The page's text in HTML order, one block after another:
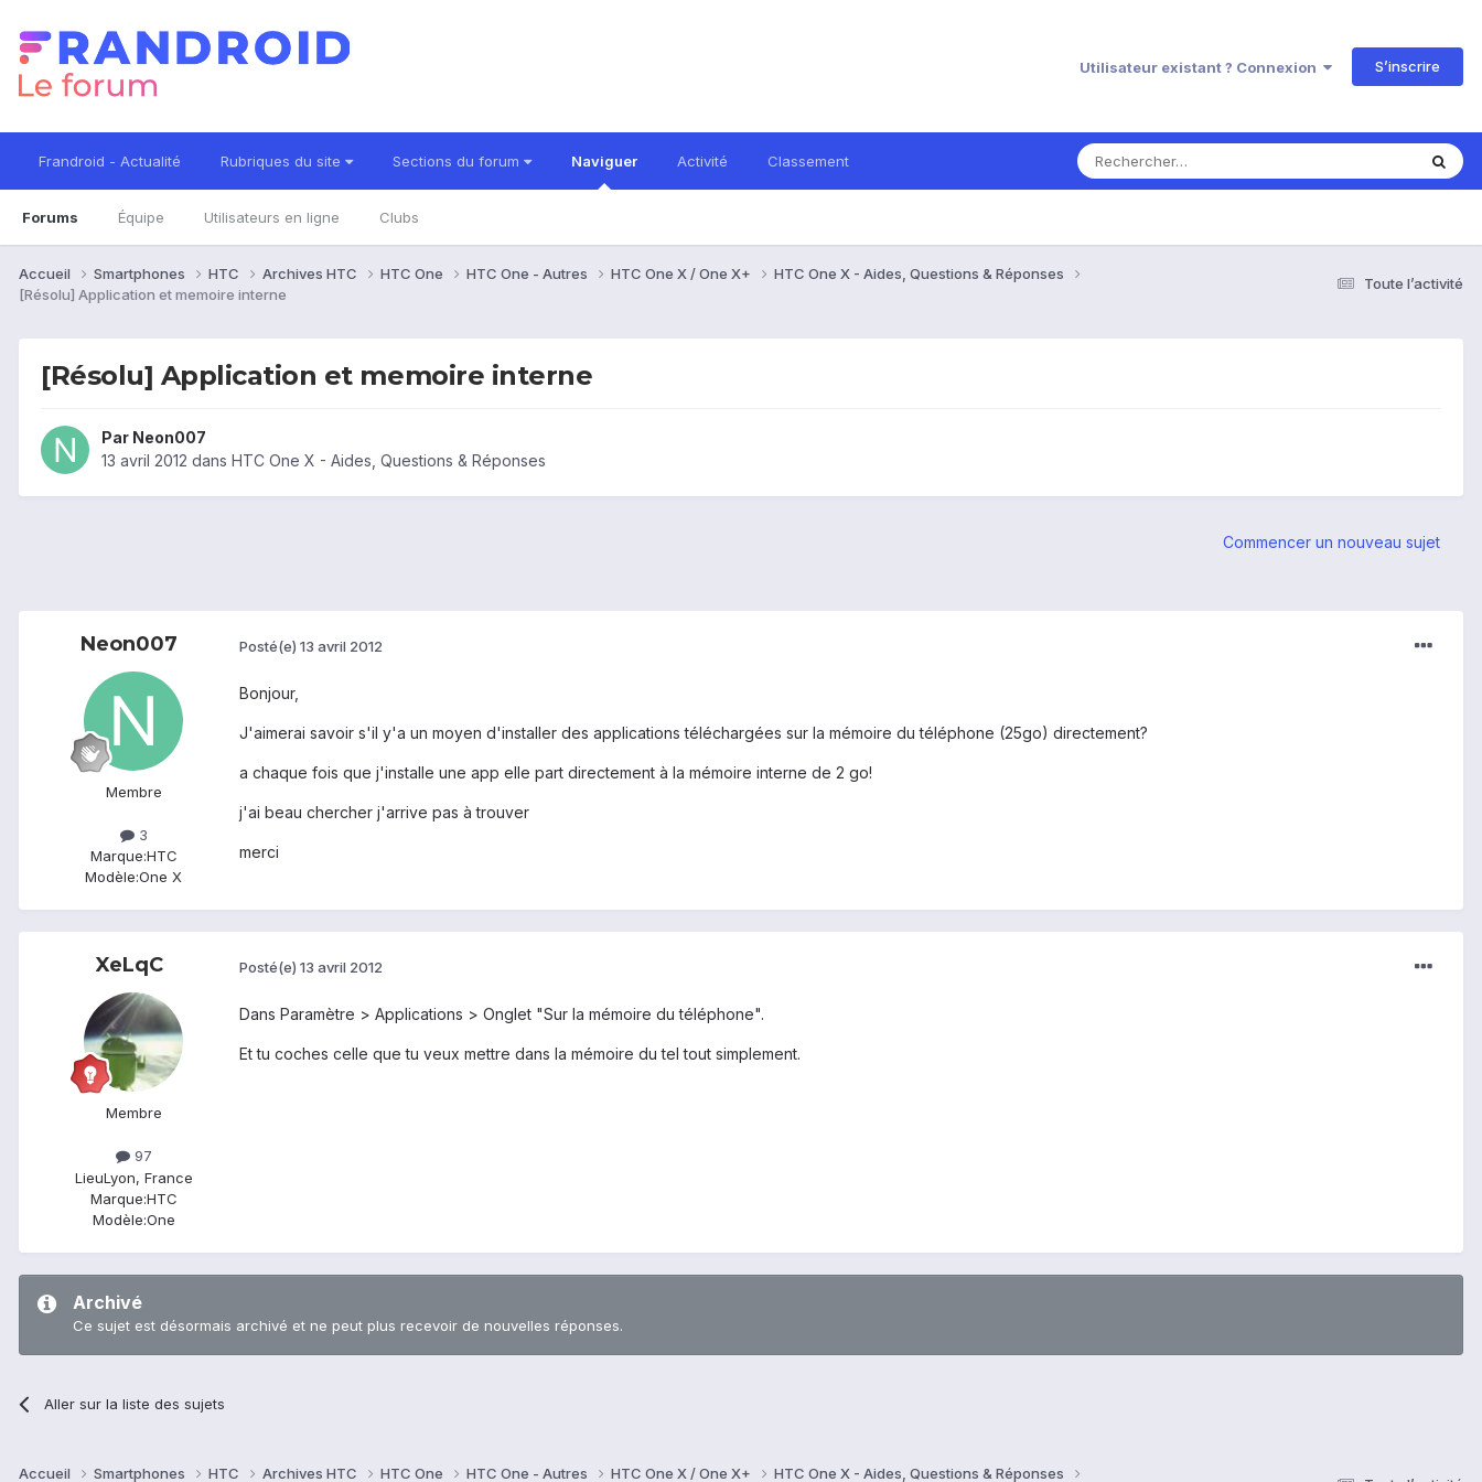
Utilisateur existant ? Connexion S’inscrire
Frandroid - Actualité Rubriques du site Sections du forum Naviguer
Forums Équipe Utilisateurs en ligne Clubs
Activité Classement
Toute l’activité
Accueil Smartphones HTC Archives HTC HTC One HTC One - Autres HTC One X / One X+
HTC One X - Aides, Questions & Réponses
[Résolu] Application et memoire interne
[Résolu] Application et memoire interne
Par Neon007
13 avril 2012 dans HTC One X - Aides, Questions & Réponses
Commencer un nouveau sujet
Neon007
Membre
3
Marque:HTC
Modèle:One X
Posté(e) 13 avril 2012
Bonjour,
J'aimerai savoir s'il y'a un moyen d'installer des applications téléchargées sur la mémoire du téléphone (25go) directement?
a chaque fois que j'installe une app elle part directement à la mémoire interne de 2 go!
j'ai beau chercher j'arrive pas à trouver
merci
XeLqC
Membre
97
LieuLyon, France
Marque:HTC
Modèle:One
Posté(e) 13 avril 2012
Dans Paramètre > Applications > Onglet "Sur la mémoire du téléphone".
Et tu coches celle que tu veux mettre dans la mémoire du tel tout simplement.
Archivé
Ce sujet est désormais archivé et ne peut plus recevoir de nouvelles réponses.
Aller sur la liste des sujets
Accueil Smartphones HTC Archives HTC HTC One HTC One - Autres HTC One X / One X+ HTC One X - Aides, Questions & Réponses